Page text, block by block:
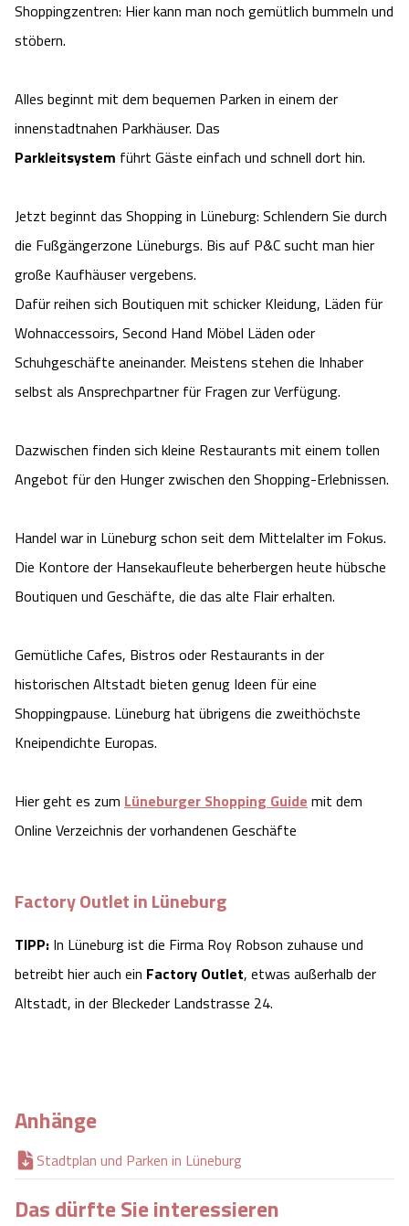
Camping
Urlaub mit Hund
Anreise
Kataloge
Videos
Shop
Kontakt
Reiten
Regionale Küche
Unterkünfte
Naturhotels
Urlaub mit Hund
Urlaub auf dem Bauernhof
Landschaftsführungen
Veranstaltungen
Otter Zentrum
Snow World Bispingen
Ralf Schumacher Kart & Bowl
Das verrückte Haus
Abenteuerland Trampolin-Park
Battle Kart Bispingen
Unterkünfte
Ausflugsziele
Unterkünfte Celle
Shoppingzentren: Hier kann man noch gemütlich bummeln und
stöbern.
Alles beginnt mit dem bequemen Parken in einem der
innenstadtnahen Parkhäuser. Das
Parkleitsystem führt Gäste einfach und schnell dort hin.
Jetzt beginnt das Shopping in Lüneburg: Schlendern Sie durch
die Fußgängerzone Lüneburgs. Bis auf P&C sucht man hier
große Kaufhäuser vergebens.
Dafür reihen sich Boutiquen mit schicker Kleidung, Läden für
Wohnaccessoirs, Second Hand Möbel Läden oder
Schuhgeschäfte aneinander. Meistens stehen die Inhaber
selbst als Ansprechpartner für Fragen zur Verfügung.
Dazwischen finden sich kleine Restaurants mit einem tollen
Angebot für den Hunger zwischen den Shopping-Erlebnissen.
Handel war in Lüneburg schon seit dem Mittelalter im Fokus.
Die Kontore der Hansekaufleute beherbergen heute hübsche
Boutiquen und Geschäfte, die das alte Flair erhalten.
Gemütliche Cafes, Bistros oder Restaurants in der
historischen Altstadt bieten genug Ideen für eine
Shoppingpause. Lüneburg hat übrigens die zweithöchste
Kneipendichte Europas.
Hier geht es zum Lüneburger Shopping Guide mit dem
Online Verzeichnis der vorhandenen Geschäfte
Factory Outlet in Lüneburg
TIPP: In Lüneburg ist die Firma Roy Robson zuhause und
betreibt hier auch ein Factory Outlet, etwas außerhalb der
Altstadt, in der Bleckeder Landstrasse 24.
Anhänge
Stadtplan und Parken in Lüneburg
Das dürfte Sie interessieren